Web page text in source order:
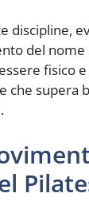
discipline,
del nome
fisico
che supera